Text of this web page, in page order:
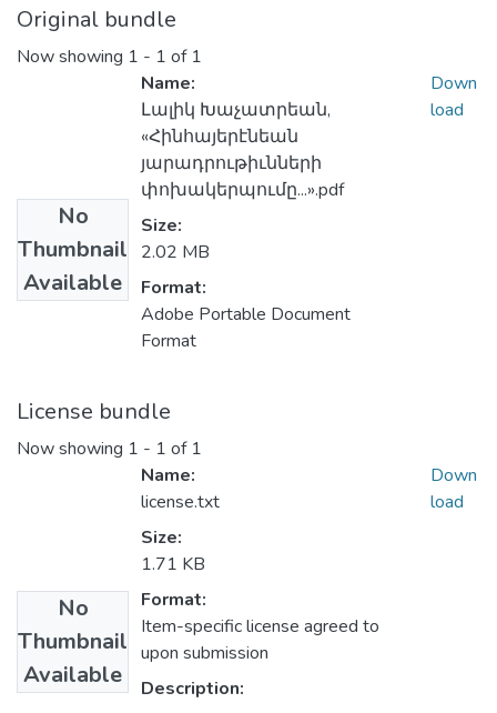
Original bundle
Now showing 1 - 1 of 1
No
Thumbnail
Available
Name:
Լալիկ Խաչատրեան,
«Հինհայերէնեան
յարադրութիւնների
փոխակերպումը...».pdf
Size:
2.02 MB
Format:
Adobe Portable Document
Format
Down
load
License bundle
Now showing 1 - 1 of 1
No
Thumbnail
Available
Name:
license.txt
Size:
1.71 KB
Format:
Item-specific license agreed to
upon submission
Description:
Down
load